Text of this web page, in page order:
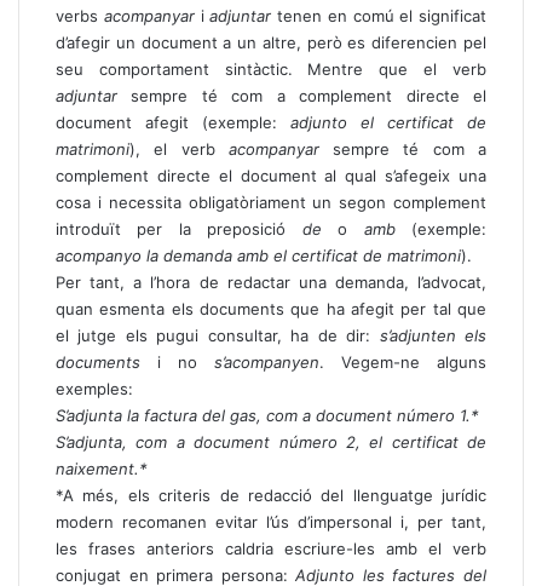
verbs acompanyariadjuntar tenen en comú el significat
d’afegir un document a un altre, però es diferencien pel
seu comportament sintàctic. Mentre que el verb
adjuntar sempre té com a complement directe el
document afegit (exemple: adjunto el certificat de
matrimoni), el verb acompanyarsempre té com a
complement directe el document al qual s’afegeix una
cosa i necessita obligatòriament un segon complement
introduït per la preposició de o amb(exemple:
acompanyo la demanda amb el certificat de matrimoni).
Per tant, a l’hora de redactar una demanda, l’advocat,
quan esmenta els documents que ha afegit per tal que
el jutge els pugui consultar, ha de dir: s’adjunten els
documents i no s’acompanyen. Vegem-ne alguns
exemples:
S’adjunta la factura del gas, com a document número 1.*
S’adjunta, com a document número 2, el certificat de
naixement.*
*A més, els criteris de redacció del llenguatge jurídic
modern recomanen evitar l’ús d’impersonal i, per tant,
les frases anteriors caldria escriure-les amb el verb
conjugat en primera persona:Adjunto les factures del